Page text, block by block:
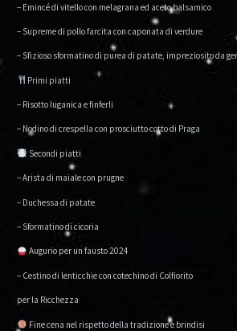
– Emincé di vitello con melagrana ed aceto balsamico
– Supreme di pollo farcita con caponata di verdure
– Sfizioso sformatino di purea di patate, impreziosito da
Primi piatti
– Risotto luganica e finferli
– Nodino di crespella con prosciutto cotto di Praga
Secondi piatti
– Arista di maiale con prugne
– Duchessa di patate
– Sformatino di cicoria
Augurio per un fausto 2024
– Cestino di lenticchie con cotechino di Colfiorito
per la Ricchezza
Fine cena nel rispetto della tradizione e brindisi